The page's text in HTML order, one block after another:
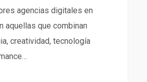
agencias digitales en
aquellas que combinan
creatividad, tecnología